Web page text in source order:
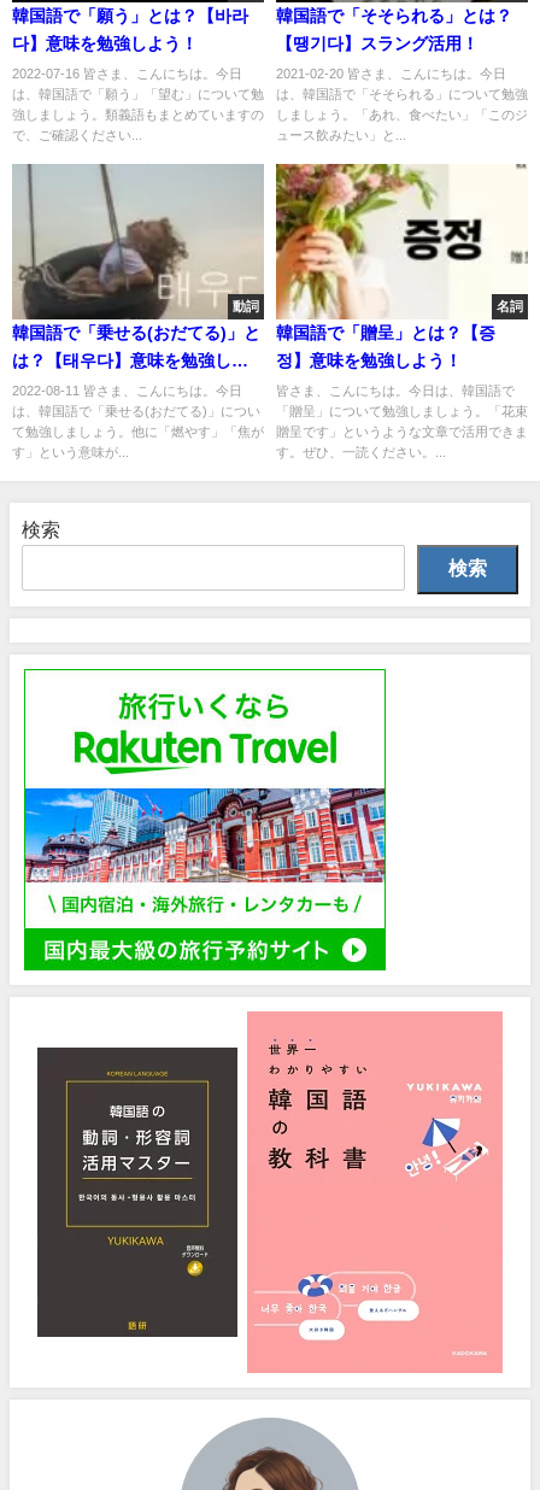
韓国語で「願う」とは？【바라
다】意味を勉強しよう！
2022-07-16 皆さま、こんにちは。今日
は、韓国語で「願う」「望む」について勉
強しましょう。類義語もまとめていますの
で、ご確認ください...
韓国語で「そそられる」とは？
【땡기다】スラング活用！
2021-02-20 皆さま、こんにちは。今日
は、韓国語で「そそられる」について勉強
しましょう。「あれ、食べたい」「このジ
ュース飲みたい」と...
動詞
韓国語で「乗せる(おだてる)」と
は？【태우다】意味を勉強しよ
う！
2022-08-11 皆さま、こんにちは。今日
は、韓国語で「乗せる(おだてる)」につい
て勉強しましょう。他に「燃やす」「焦が
す」という意味が...
名詞
韓国語で「贈呈」とは？【증
정】意味を勉強しよう！
皆さま、こんにちは。今日は、韓国語で
「贈呈」について勉強しましょう。「花束
贈呈です」というような文章で活用できま
す。ぜひ、一読ください。...
検索
検索